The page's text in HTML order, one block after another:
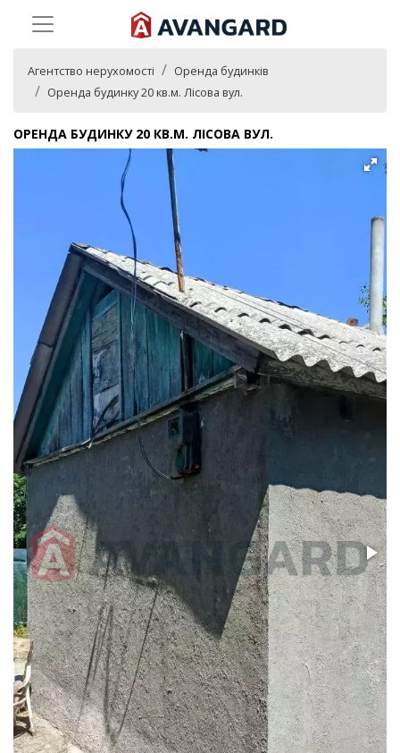
Агентство нерухомості
Оренда будинків
Оренда будинку 20 кв.м. Лісова вул.
ОРЕНДА БУДИНКУ 20 КВ.М. ЛІСОВА ВУЛ.